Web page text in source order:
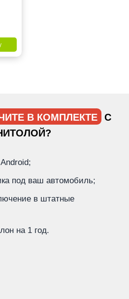
В КОМПЛЕКТЕ
С
под ваш автомобиль;
в штатные
на 1 год.